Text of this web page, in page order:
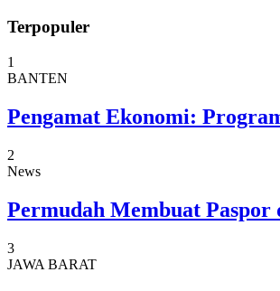
Terpopuler
1
BANTEN
Pengamat Ekonomi:
2
News
Permudah Membuat
3
JAWA BARAT